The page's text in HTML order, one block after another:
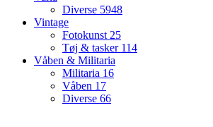
Diverse 5948
Vintage
Fotokunst 25
Tøj & tasker 114
Våben & Militaria
Militaria 16
Våben 17
Diverse 66